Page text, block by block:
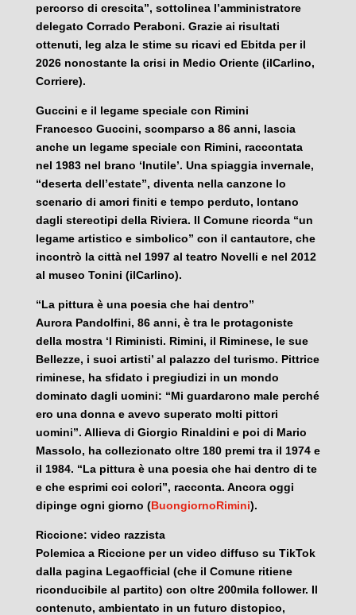
percorso di crescita”, sottolinea l’amministratore
delegato Corrado Peraboni. Grazie ai risultati
ottenuti, Ieg alza le stime su ricavi ed Ebitda per il
2026 nonostante la crisi in Medio Oriente (ilCarlino,
Corriere).
Guccini e il legame speciale con Rimini
Francesco Guccini, scomparso a 86 anni, lascia
anche un legame speciale con Rimini, raccontata
nel 1983 nel brano ‘Inutile’. Una spiaggia invernale,
“deserta dell’estate”, diventa nella canzone lo
scenario di amori finiti e tempo perduto, lontano
dagli stereotipi della Riviera. Il Comune ricorda “un
legame artistico e simbolico” con il cantautore, che
incontrò la città nel 1997 al teatro Novelli e nel 2012
al museo Tonini (ilCarlino).
“La pittura è una poesia che hai dentro”
Aurora Pandolfini, 86 anni, è tra le protagoniste
della mostra ‘I Riministi. Rimini, il Riminese, le sue
Bellezze, i suoi artisti’ al palazzo del turismo. Pittrice
riminese, ha sfidato i pregiudizi in un mondo
dominato dagli uomini: “Mi guardarono male perché
ero una donna e avevo superato molti pittori
uomini”. Allieva di Giorgio Rinaldini e poi di Mario
Massolo, ha collezionato oltre 180 premi tra il 1974 e
il 1984. “La pittura è una poesia che hai dentro di te
e che esprimi coi colori”, racconta. Ancora oggi
dipinge ogni giorno (BuongiornoRimini).
Riccione: video razzista
Polemica a Riccione per un video diffuso su TikTok
dalla pagina Legaofficial (che il Comune ritiene
riconducibile al partito) con oltre 200mila follower. Il
contenuto, ambientato in un futuro distopico,